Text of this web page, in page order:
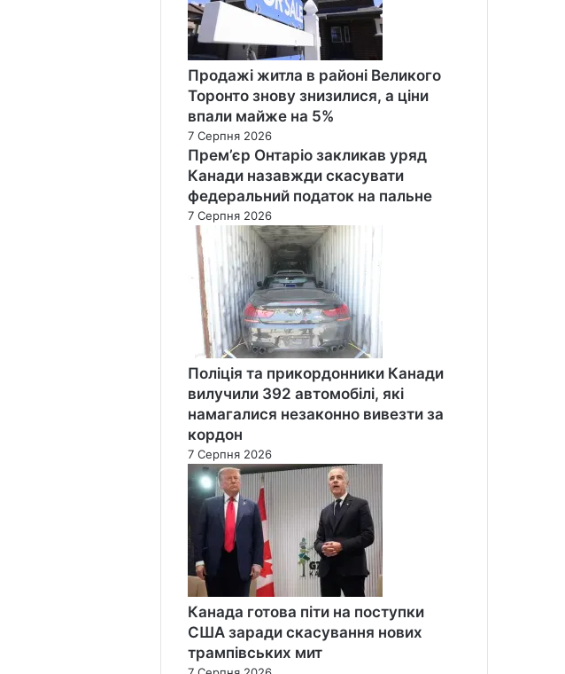
Продажі житла в районі Великого
Торонто знову знизилися, а ціни
впали майже на 5%
7 Серпня 2026
Прем’єр Онтаріо закликав уряд
Канади назавжди скасувати
федеральний податок на пальне
7 Серпня 2026
Поліція та прикордонники Канади
вилучили 392 автомобілі, які
намагалися незаконно вивезти за
кордон
7 Серпня 2026
Канада готова піти на поступки
США заради скасування нових
трампівських мит